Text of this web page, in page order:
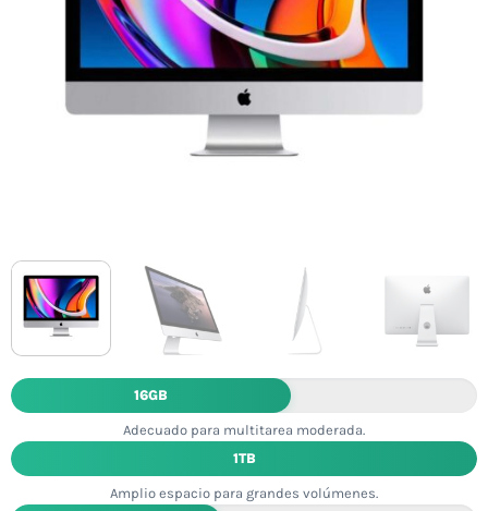
16GB
Adecuado para multitarea moderada.
1TB
Amplio espacio para grandes volúmenes.